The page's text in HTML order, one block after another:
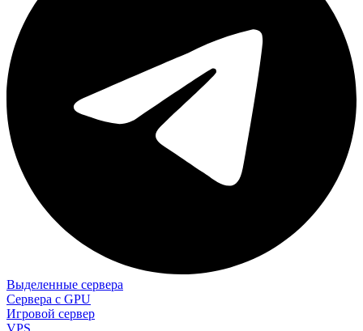
Выделенные сервера
Сервера с GPU
Игровой сервер
VPS